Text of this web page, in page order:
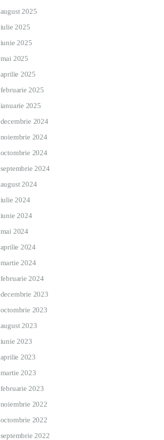
august 2025
iulie 2025
iunie 2025
mai 2025
aprilie 2025
februarie 2025
ianuarie 2025
decembrie 2024
noiembrie 2024
octombrie 2024
septembrie 2024
august 2024
iulie 2024
iunie 2024
mai 2024
aprilie 2024
martie 2024
februarie 2024
decembrie 2023
octombrie 2023
august 2023
iunie 2023
aprilie 2023
martie 2023
februarie 2023
noiembrie 2022
octombrie 2022
septembrie 2022